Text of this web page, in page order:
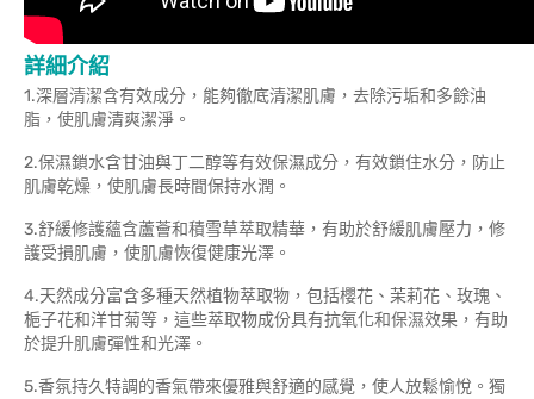
詳細介紹
1.深層清潔含有效成分，能夠徹底清潔肌膚，去除污垢和多餘油
脂，使肌膚清爽潔淨。
2.保濕鎖水含甘油與丁二醇等有效保濕成分，有效鎖住水分，防止
肌膚乾燥，使肌膚長時間保持水潤。
3.舒緩修護蘊含蘆薈和積雪草萃取精華，有助於舒緩肌膚壓力，修
護受損肌膚，使肌膚恢復健康光澤。
4.天然成分富含多種天然植物萃取物，包括櫻花、茉莉花、玫瑰、
梔子花和洋甘菊等，這些萃取物成份具有抗氧化和保濕效果，有助
於提升肌膚彈性和光澤。
5.香氛持久特調的香氣帶來優雅與舒適的感覺，使人放鬆愉悅。獨